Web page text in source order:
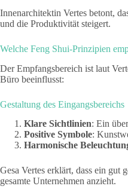
Innenarchitektin Vertes betont,
und die Produktivität steigert.
Welche Feng Shui-Prinzipien
Der Empfangsbereich ist laut
Büro beeinflusst:
Gestaltung des Eingangsbereichs
Klare Sichtlinien: Ein
Positive Symbole:
Harmonische
Gesa Vertes erklärt, dass ein gut
gesamte Unternehmen anzieht.